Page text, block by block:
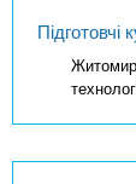
Підготовчі